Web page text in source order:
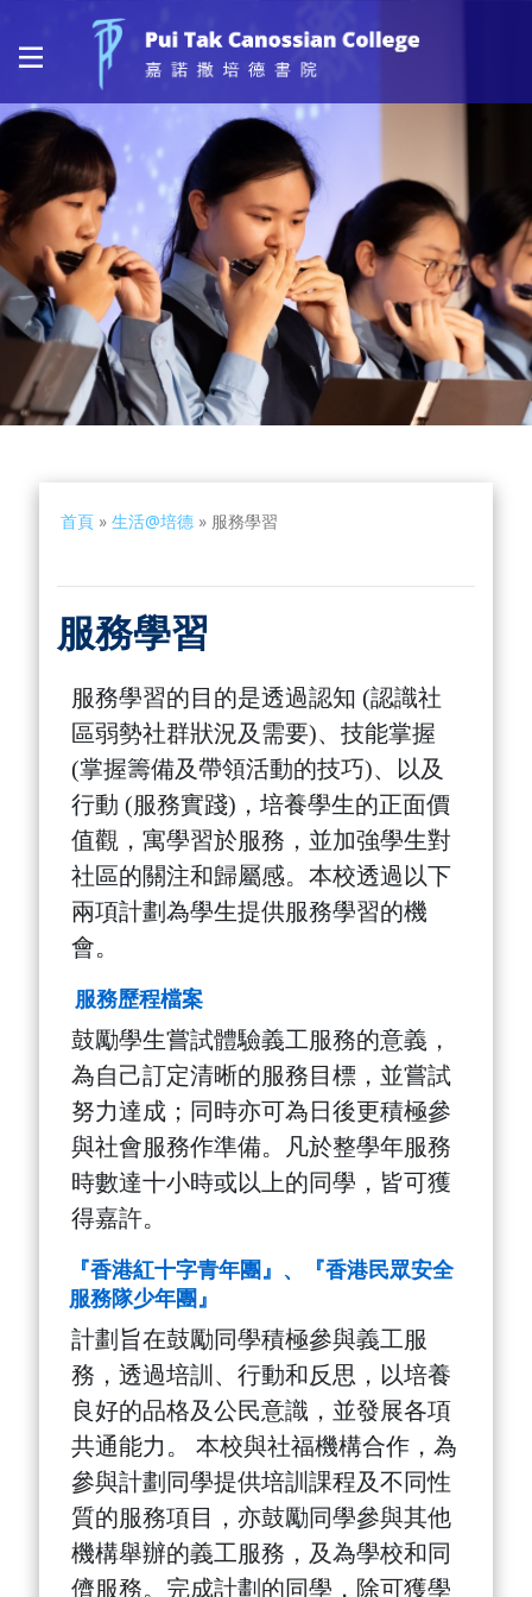
首頁 » 生活@培德 » 服務學習
服務學習
服務學習的目的是透過認知 (認識社
區弱勢社群狀況及需要)、技能掌握
(掌握籌備及帶領活動的技巧)、以及
行動 (服務實踐)，培養學生的正面價
值觀，寓學習於服務，並加強學生對
社區的關注和歸屬感。本校透過以下
兩項計劃為學生提供服務學習的機
會。
服務歷程檔案
鼓勵學生嘗試體驗義工服務的意義，
為自己訂定清晰的服務目標，並嘗試
努力達成；同時亦可為日後更積極參
與社會服務作準備。凡於整學年服務
時數達十小時或以上的同學，皆可獲
得嘉許。
『香港紅十字青年團 』、『香港民眾安全
服務隊少年團』
計劃旨在鼓勵同學積極參與義工服
務，透過培訓、行動和反思，以培養
良好的品格及公民意識，並發展各項
共通能力。 本校與社福機構合作，為
參與計劃同學提供培訓課程及不同性
質的服務項目，亦鼓勵同學參與其他
機構舉辦的義工服務，及為學校和同
儕服務。完成計劃的同學，除可獲學